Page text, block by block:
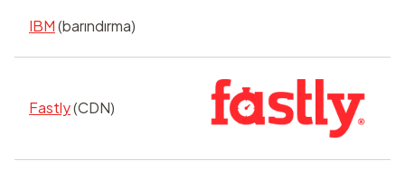
IBM(barındırma)
Fastly(CDN)